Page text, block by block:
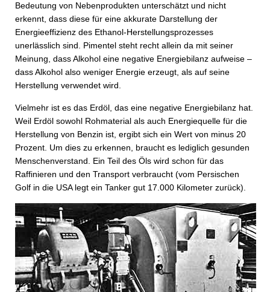
Bedeutung von Nebenprodukten unterschätzt und nicht
erkennt, dass diese für eine akkurate Darstellung der
Energieeffizienz des Ethanol-Herstellungsprozesses
unerlässlich sind. Pimentel steht recht allein da mit seiner
Meinung, dass Alkohol eine negative Energiebilanz aufweise –
dass Alkohol also weniger Energie erzeugt, als auf seine
Herstellung verwendet wird.
Vielmehr ist es das Erdöl, das eine negative Energiebilanz hat.
Weil Erdöl sowohl Rohmaterial als auch Energiequelle für die
Herstellung von Benzin ist, ergibt sich ein Wert von minus 20
Prozent. Um dies zu erkennen, braucht es lediglich gesunden
Menschenverstand. Ein Teil des Öls wird schon für das
Raffinieren und den Transport verbraucht (vom Persischen
Golf in die USA legt ein Tanker gut 17.000 Kilometer zurück).